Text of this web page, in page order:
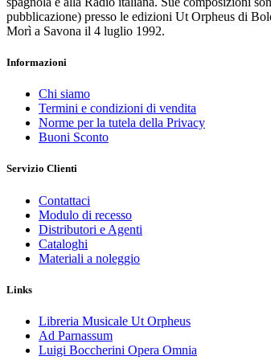
pubblicazione) presso le edizioni Ut Orpheus di
Morì a Savona il 4 luglio 1992.
Informazioni
Chi siamo
Termini e condizioni di vendita
Norme per la tutela della Privacy
Buoni Sconto
Servizio Clienti
Contattaci
Modulo di recesso
Distributori e Agenti
Cataloghi
Materiali a noleggio
Links
Libreria Musicale Ut Orpheus
Ad Parnassum
Luigi Boccherini Opera Omnia